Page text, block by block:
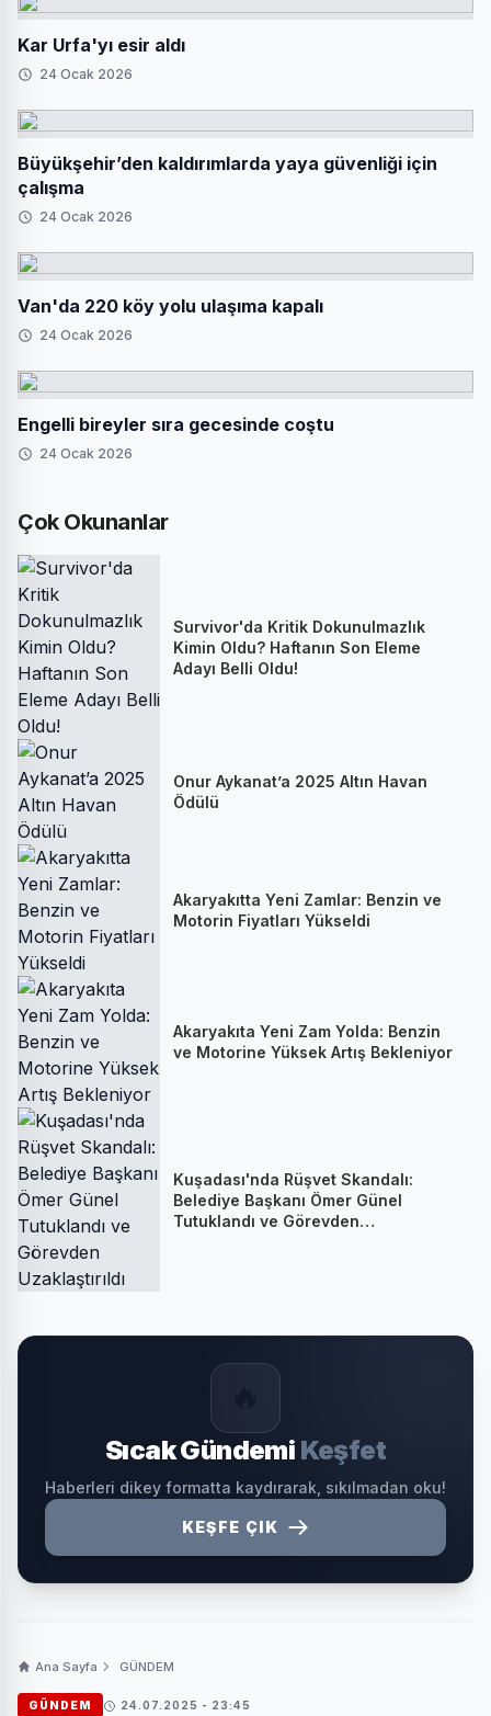
Kar Urfa'yı esir aldı
24 Ocak 2026
Büyükşehir’den kaldırımlarda yaya güvenliği için
çalışma
24 Ocak 2026
Van'da 220 köy yolu ulaşıma kapalı
24 Ocak 2026
Engelli bireyler sıra gecesinde coştu
24 Ocak 2026
Çok Okunanlar
Survivor'da Kritik Dokunulmazlık
Kimin Oldu? Haftanın Son Eleme
Adayı Belli Oldu!
Onur Aykanat’a 2025 Altın Havan
Ödülü
Akaryakıtta Yeni Zamlar: Benzin ve
Motorin Fiyatları Yükseldi
Akaryakıta Yeni Zam Yolda: Benzin
ve Motorine Yüksek Artış Bekleniyor
Kuşadası'nda Rüşvet Skandalı:
Belediye Başkanı Ömer Günel
Tutuklandı ve Görevden
Sıcak Gündemi Keşfet
Haberleri dikey formatta kaydırarak, sıkılmadan oku!
KEŞFE ÇIK
Ana Sayfa GÜNDEM
GÜNDEM 24.07.2025 - 23:45